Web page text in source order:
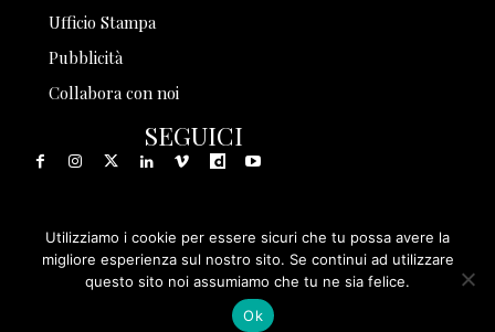
Ufficio Stampa
Pubblicità
Collabora con noi
SEGUICI
© 1999 - 2025 Storia in Rete Srl - Tutti i diritti riservati - P.
IVA 08570971005
Utilizziamo i cookie per essere sicuri che tu possa avere la
migliore esperienza sul nostro sito. Se continui ad utilizzare
questo sito noi assumiamo che tu ne sia felice.
Ok